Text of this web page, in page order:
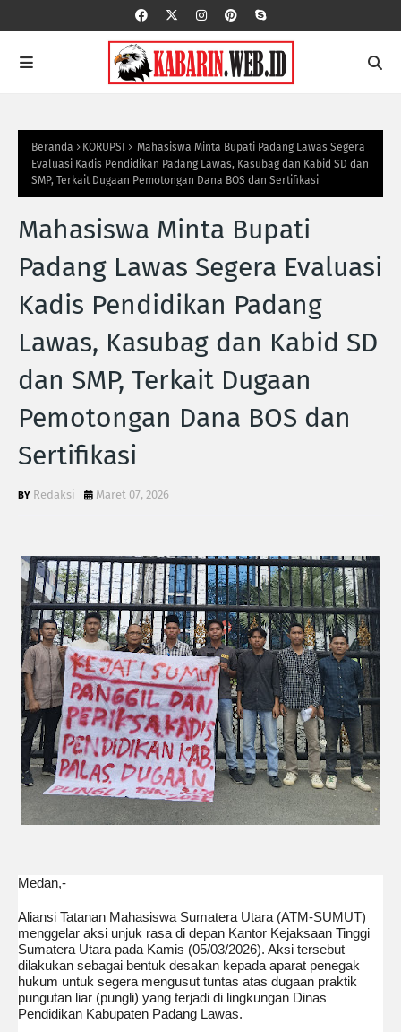
Beranda KORUPSI
Mahasiswa Minta Bupati Padang Lawas Segera
Evaluasi Kadis Pendidikan Padang Lawas, Kasubag dan Kabid SD dan
SMP, Terkait Dugaan Pemotongan Dana BOS dan Sertifikasi
Mahasiswa Minta Bupati
Padang Lawas Segera Evaluasi
Kadis Pendidikan Padang
Lawas, Kasubag dan Kabid SD
dan SMP, Terkait Dugaan
Pemotongan Dana BOS dan
Sertifikasi
Redaksi Maret 07, 2026
Medan,-
Aliansi Tatanan Mahasiswa Sumatera Utara (ATM-SUMUT)
menggelar aksi unjuk rasa di depan Kantor Kejaksaan Tinggi
Sumatera Utara pada Kamis (05/03/2026). Aksi tersebut
dilakukan sebagai bentuk desakan kepada aparat penegak
hukum untuk segera mengusut tuntas atas dugaan praktik
pungutan liar (pungli) yang terjadi di lingkungan Dinas
Pendidikan Kabupaten Padang Lawas.